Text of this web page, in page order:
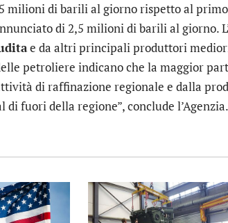
milioni di barili al giorno rispetto al
di 2,5 milioni di barili al giorno.
e da altri principali produttori
petroliere indicano che la maggior
di raffinazione regionale e dalla
di fuori della regione”, conclude l’Agenzia.